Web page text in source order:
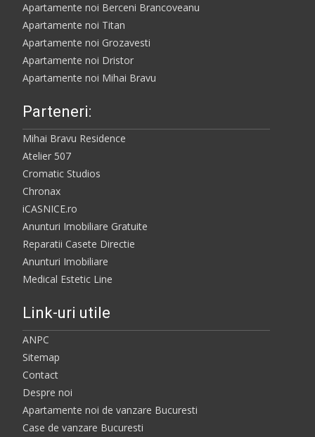
Apartamente noi Berceni Brancoveanu
Apartamente noi Titan
Apartamente noi Grozavesti
Apartamente noi Dristor
Apartamente noi Mihai Bravu
Parteneri:
Mihai Bravu Residence
Atelier 507
Cromatic Studios
Chronax
iCASNICE.ro
Anunturi Imobiliare Gratuite
Reparatii Casete Directie
Anunturi Imobiliare
Medical Estetic Line
Link-uri utile
ANPC
Sitemap
Contact
Despre noi
Apartamente noi de vanzare Bucuresti
Case de vanzare Bucuresti